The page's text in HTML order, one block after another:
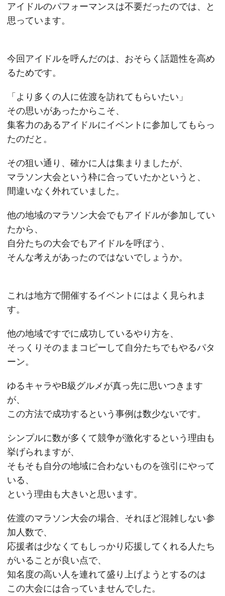
アイドルのパフォーマンスは不要だったのでは、と
思っています。
今回アイドルを呼んだのは、おそらく話題性を高め
るためです。
「より多くの人に佐渡を訪れてもらいたい」
その思いがあったからこそ、
集客力のあるアイドルにイベントに参加してもらっ
たのだと。
その狙い通り、確かに人は集まりましたが、
マラソン大会という枠に合っていたかというと、
間違いなく外れていました。
他の地域のマラソン大会でもアイドルが参加してい
たから、
自分たちの大会でもアイドルを呼ぼう、
そんな考えがあったのではないでしょうか。
これは地方で開催するイベントにはよく見られま
す。
他の地域ですでに成功しているやり方を、
そっくりそのままコピーして自分たちでもやるパタ
ーン。
ゆるキャラやB級グルメが真っ先に思いつきます
が、
この方法で成功するという事例は数少ないです。
シンプルに数が多くて競争が激化するという理由も
挙げられますが、
そもそも自分の地域に合わないものを強引にやって
いる、
という理由も大きいと思います。
佐渡のマラソン大会の場合、それほど混雑しない参
加人数で、
応援者は少なくてもしっかり応援してくれる人たち
がいることが良い点で、
知名度の高い人を連れて盛り上げようとするのは
この大会には合っていませんでした。